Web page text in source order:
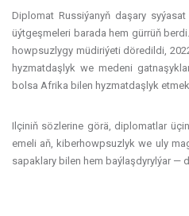
Diplomat Russiýanyň daşary
üýtgeşmeleri barada hem gürrüň
howpsuzlygy müdiriýeti döredildi,
hyzmatdaşlyk we medeni
bolsa Afrika bilen hyzmatdaşlyk
Ilçiniň sözlerine görä, diplomatlar
emeli aň, kiberhowpsuzlyk we uly
sapaklary bilen hem baýlaşdyrylýar —